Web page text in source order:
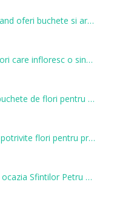
4 avantaje atunci cand oferi buchete si aranjamente printr-o florarie online
Misterele naturii: Flori care infloresc o singura data la cateva sute de ani
Cele mai potrivite buchete de flori pentru onomastici
Care sunt cele mai potrivite flori pentru prima intalnire?
Buchete de flori cu ocazia Sfintilor Petru si Pavel